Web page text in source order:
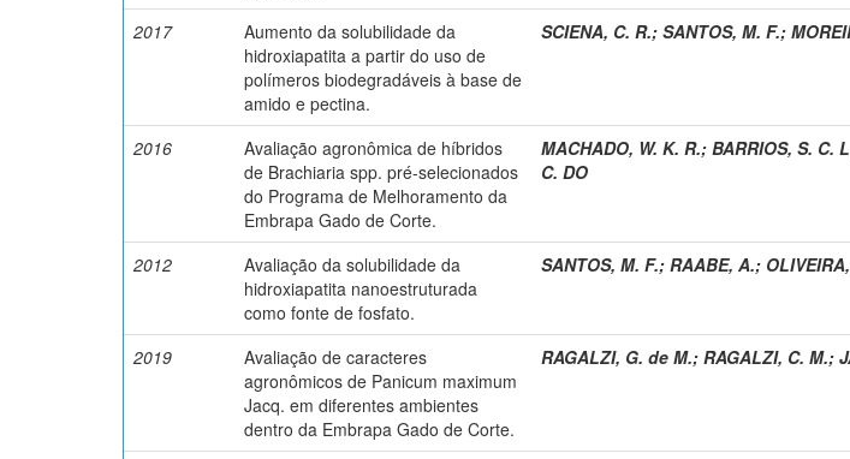
2017
Aumento da solubilidade da
hidroxiapatita a partir do uso de
polímeros biodegradáveis à base de
amido e pectina.
SCIENA, C. R.; SANTOS, M. F.;
2016
Avaliação agronômica de híbridos
de Brachiaria spp. pré-selecionados
do Programa de Melhoramento da
Embrapa Gado de Corte.
MACHADO, W. K. R.; BARRIOS, S. C.
C. DO
2012
Avaliação da solubilidade da
hidroxiapatita nanoestruturada
como fonte de fosfato.
SANTOS, M. F.; RAABE, A.;
2019
Avaliação de caracteres
agronômicos de Panicum maximum
Jacq. em diferentes ambientes
dentro da Embrapa Gado de Corte.
RAGALZI, G. de M.; RAGALZI, C. M.;